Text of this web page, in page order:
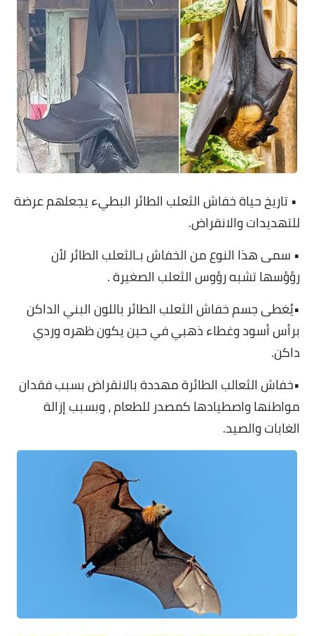
• تاريخ حياة خفاش الثعلب الطائر البطيء يجعلهم عرضة
للتهديدات والانقراض.
• سمى هذا النوع من الخفاش بـالثعلب الطائر لأن
رؤؤسها تشبه رؤوس الثعلب الصغيرة .
•يُغطى جسم خفاش الثعلب الطائر باللون البني الداكن
برأس أسود وغطاء ذهبي في حين يكون ظهره وردي
داكن.
•خفاش الثعالب الطائرة مهددة بالانقراض بسبب فقدان
مواطنها واصطيادها كمصدر للطعام ، وبسبب إزالة
الغابات والصيد.